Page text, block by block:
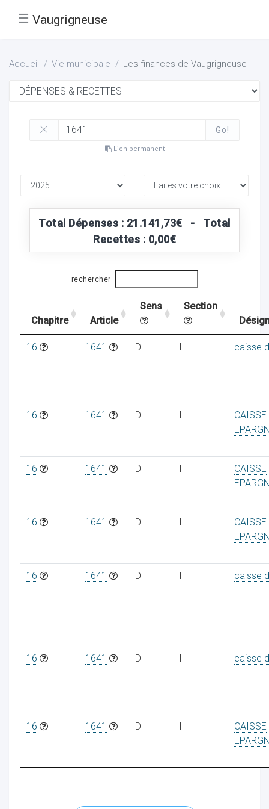
☰ Vaugrigneuse
Accueil Vie municipale Les finances de Vaugrigneuse
Go!
Lien permanent
Total Dépenses : 21.141,73€ - Total
Recettes : 0,00€
rechercher
Chapitre Article
Sens
Section
16 1641 D I caisse
16 1641 D I
CAISSE
16 1641 D I
CAISSE
16 1641 D I
CAISSE
16 1641 D I caisse
16 1641 D I caisse
16 1641 D I
CAISSE